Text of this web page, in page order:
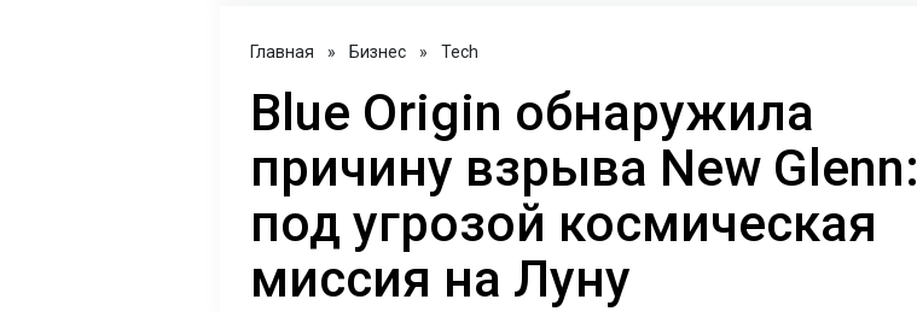
Главная » Бизнес » Tech
Blue Origin обнаружила
причину взрыва New Glenn:
под угрозой космическая
миссия на Луну